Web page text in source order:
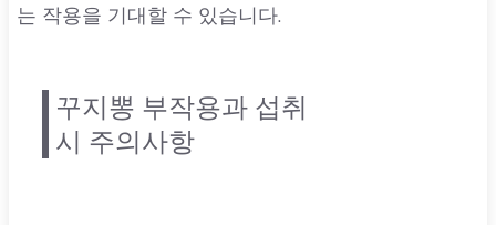
는 작용을 기대할 수 있습니다.
꾸지뽕 부작용과 섭취
시 주의사항